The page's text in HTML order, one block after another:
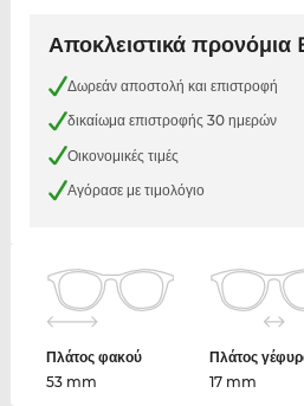
Αποκλειστικά
Δωρεάν αποστολή και επιστροφή
δικαίωμα επιστροφής 30 ημερών
Οικονομικές τιμές
Αγόρασε με τιμολόγιο
Πλάτος φακού
53 mm
Πλάτος
17 mm